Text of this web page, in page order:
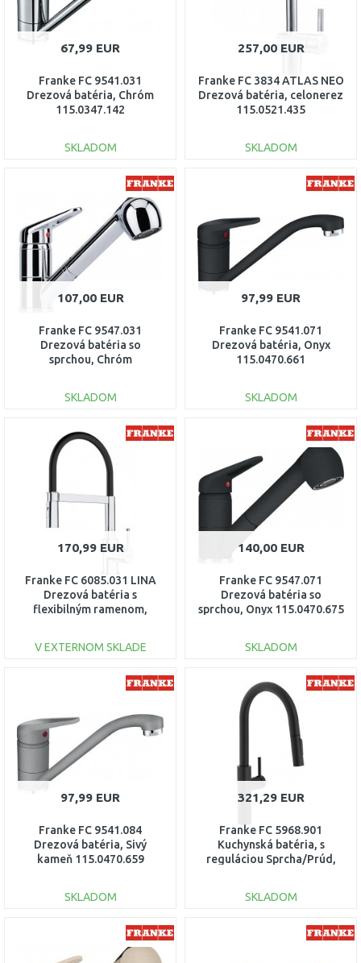
67,99 EUR
Franke FC 9541.031
Drezová batéria, Chróm
115.0347.142
SKLADOM
DO KOŠÍKA
Porovnať
257,00 EUR
Franke FC 3834 ATLAS NEO
Drezová batéria, celonerez
115.0521.435
SKLADOM
DO KOŠÍKA
107,00 EUR
Franke FC 9547.031
Drezová batéria so
sprchou, Chróm
SKLADOM
DO KOŠÍKA
Porovnať
97,99 EUR
Franke FC 9541.071
Drezová batéria, Onyx
115.0470.661
SKLADOM
DO KOŠÍKA
Porovnať
170,99 EUR
Franke FC 6085.031 LINA
Drezová batéria s
flexibilným ramenom,
V EXTERNOM SKLADE
DO KOŠÍKA
140,00 EUR
Franke FC 9547.071
Drezová batéria so
sprchou, Onyx 115.0470.675
SKLADOM
DO KOŠÍKA
Porovnať
97,99 EUR
Franke FC 9541.084
Drezová batéria, Sivý
kameň 115.0470.659
SKLADOM
DO KOŠÍKA
321,29 EUR
Franke FC 5968.901
Kuchynská batéria, s
reguláciou Sprcha/Prúd,
SKLADOM
DO KOŠÍKA